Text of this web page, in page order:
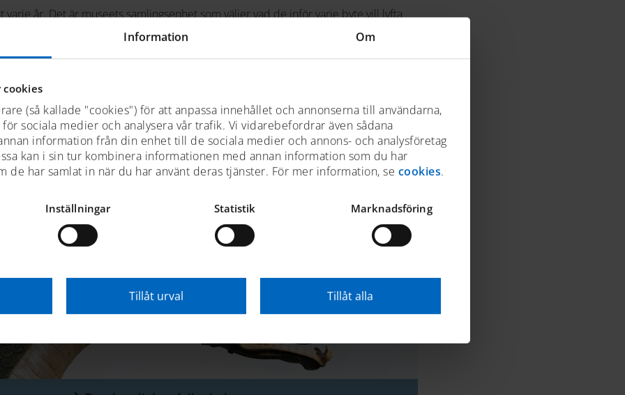
Information Om
(så kallade "cookies") för att anpassa innehållet och annonserna till användarna,
sociala medier och analysera vår trafik. Vi vidarebefordrar även sådana
information från din enhet till de sociala medier och annons- och analysföretag
kan i sin tur kombinera informationen med annan information som du har
de har samlat in när du har använt deras tjänster. För mer information, se cookies.
Inställningar Statistik Marknadsföring
Tillåt urval Tillåt alla
varje år. Det är museets samlingsenhet som väljer vad de inför varje byte vill lyfta
Mycket finns att välja mellan i arkiv och magasin, liksom bland rariteterna i
hänger ett drakhuvud med svans. Den har suttit som galjonsbild på en
tal. Du kan läsa mer om draken här på sidan. Draken är också en av museets
barnspår.